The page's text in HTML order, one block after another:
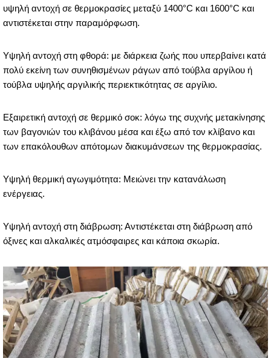
υψηλή αντοχή σε θερμοκρασίες μεταξύ 1400°C και 1600°C και
αντιστέκεται στην παραμόρφωση.
Υψηλή αντοχή στη φθορά: με διάρκεια ζωής που υπερβαίνει κατά
πολύ εκείνη των συνηθισμένων ράγων από τούβλα αργίλου ή
τούβλα υψηλής αργιλικής περιεκτικότητας σε αργίλιο.
Εξαιρετική αντοχή σε θερμικό σοκ: λόγω της συχνής μετακίνησης
των βαγονιών του κλιβάνου μέσα και έξω από τον κλίβανο και
των επακόλουθων απότομων διακυμάνσεων της θερμοκρασίας.
Υψηλή θερμική αγωγιμότητα: Μειώνει την κατανάλωση
ενέργειας.
Υψηλή αντοχή στη διάβρωση: Αντιστέκεται στη διάβρωση από
όξινες και αλκαλικές ατμόσφαιρες και κάποια σκωρία.